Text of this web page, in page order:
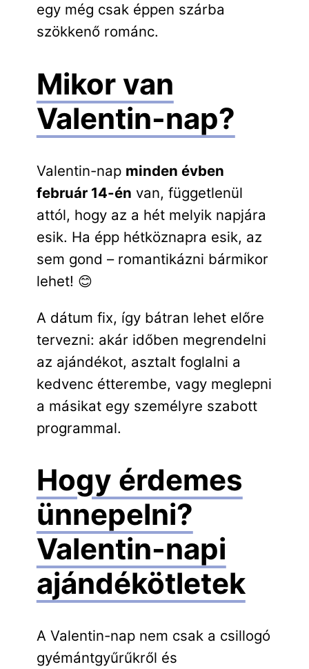
egy még csak éppen szárba
szökkenő románc.
Mikor van
Valentin-nap?
Valentin-nap minden évben
február 14-én van, függetlenül
attól, hogy az a hét melyik napjára
esik. Ha épp hétköznapra esik, az
sem gond – romantikázni bármikor
lehet! 😊
A dátum fix, így bátran lehet előre
tervezni: akár időben megrendelni
az ajándékot, asztalt foglalni a
kedvenc étterembe, vagy meglepni
a másikat egy személyre szabott
programmal.
Hogy érdemes
ünnepelni?
Valentin-napi
ajándékötletek
A Valentin-nap nem csak a csillogó
gyémántgyűrűkről és